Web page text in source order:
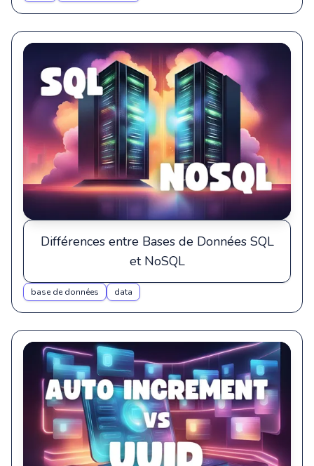
Différences entre Bases de Données SQL
et NoSQL
base de données data